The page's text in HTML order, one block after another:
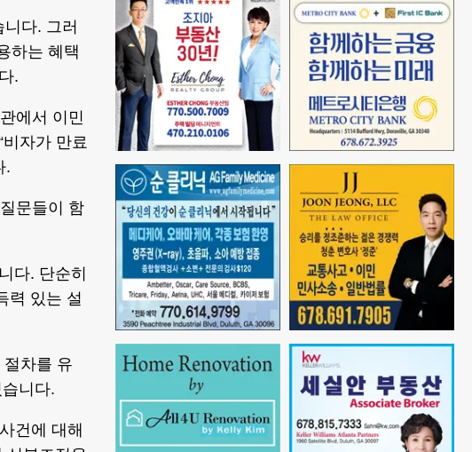
다. 그러
하는 혜택
.
에서 이민
자가 만료
.
문들이 함
다. 단순히
력 있는 설
차를 유
니다.
건에 대해